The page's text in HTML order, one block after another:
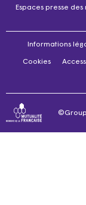
Espaces presse des
Informations
Cookies